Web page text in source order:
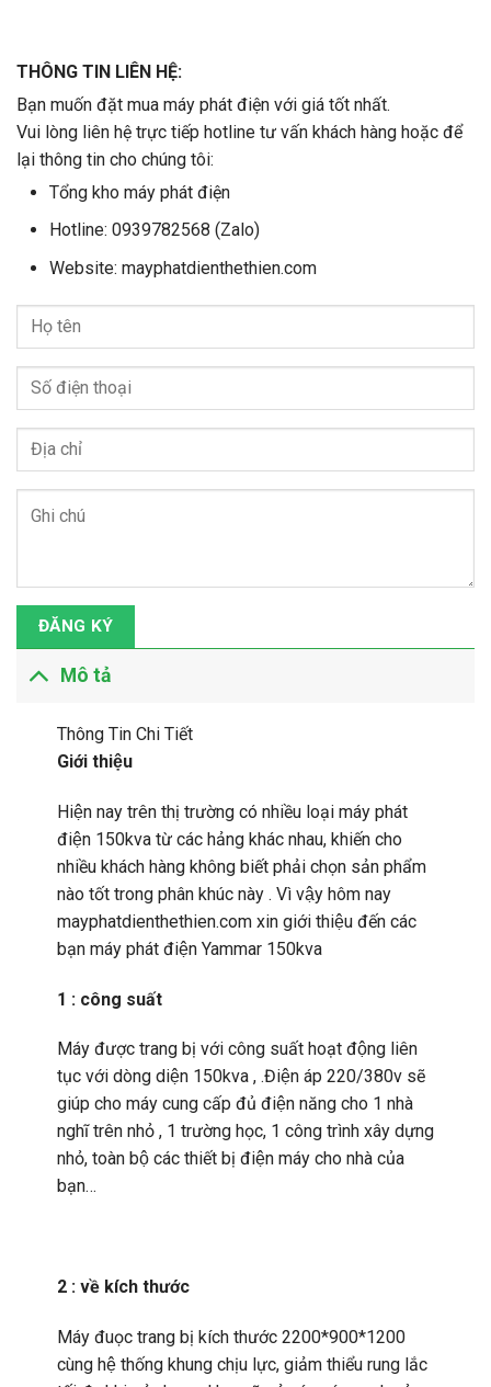
THÔNG TIN LIÊN HỆ:
Bạn muốn đặt mua máy phát điện với giá tốt nhất.
Vui lòng liên hệ trực tiếp hotline tư vấn khách hàng hoặc để
lại thông tin cho chúng tôi:
Tổng kho máy phát điện
Hotline: 0939782568 (Zalo)
Website: mayphatdienthethien.com
ĐĂNG KÝ
Mô tả
Thông Tin Chi Tiết
Giới thiệu
Hiện nay trên thị trường có nhiều loại máy phát
điện 150kva từ các hảng khác nhau, khiến cho
nhiều khách hàng không biết phải chọn sản phẩm
nào tốt trong phân khúc này . Vì vậy hôm nay
mayphatdienthethien.com xin giới thiệu đến các
bạn máy phát điện Yammar 150kva
1 : công suất
Máy được trang bị với công suất hoạt động liên
tục với dòng diện 150kva , .Điện áp 220/380v sẽ
giúp cho máy cung cấp đủ điện năng cho 1 nhà
nghĩ trên nhỏ , 1 trường học, 1 công trình xây dựng
nhỏ, toàn bộ các thiết bị điện máy cho nhà của
bạn…
2 : về kích thước
Máy đuọc trang bị kích thước 2200*900*1200
cùng hệ thống khung chịu lực, giảm thiểu rung lắc